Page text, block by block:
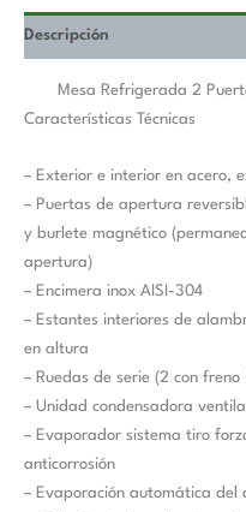
Descripción
Mesa Refrigerada 2
Características Técnicas
– Exterior e interior en acero,
– Puertas de apertura
y burlete magnético
apertura)
– Encimera inox AISI-304
– Estantes interiores de
en altura
– Ruedas de serie (2 con
– Unidad condensadora
– Evaporador sistema tiro
anticorrosión
– Evaporación automática del